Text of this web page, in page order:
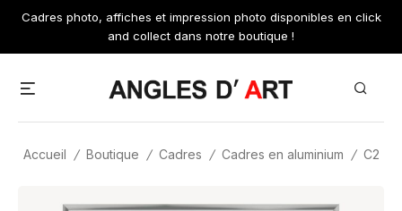
Skip
content
Cadres photo, affiches et impression photo disponibles en click
and collect dans notre boutique !
Accueil / Boutique / Cadres / Cadres en aluminium / C2